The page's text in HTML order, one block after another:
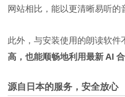
网站相比，能以更清晰易听的
此外，与安装使用的朗读软件
高，也能顺畅地利用最新 AI
源自日本的服务，安全放心